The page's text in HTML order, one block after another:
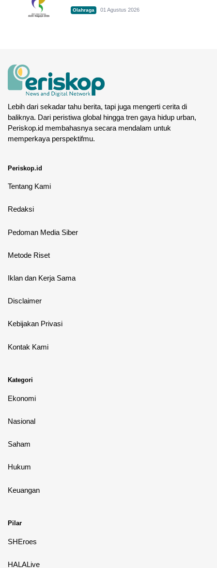
Olahraga 01 Agustus 2026
Lebih dari sekadar tahu berita, tapi juga mengerti cerita di
baliknya. Dari peristiwa global hingga tren gaya hidup urban,
Periskop.id membahasnya secara mendalam untuk
memperkaya perspektifmu.
Periskop.id
Tentang Kami
Redaksi
Pedoman Media Siber
Metode Riset
Iklan dan Kerja Sama
Disclaimer
Kebijakan Privasi
Kontak Kami
Kategori
Ekonomi
Nasional
Saham
Hukum
Keuangan
Pilar
SHEroes
HALALive